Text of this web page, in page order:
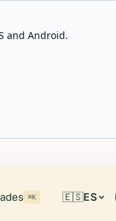
and Android.
⌘K 🇪🇸ES